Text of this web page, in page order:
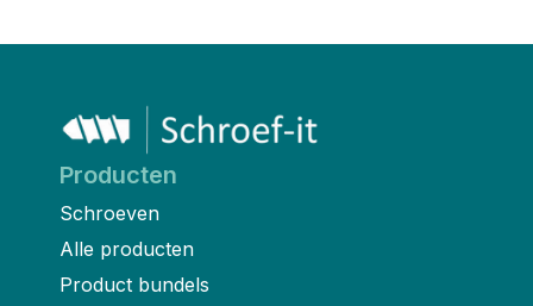
Producten
Schroeven
Alle producten
Product bundels